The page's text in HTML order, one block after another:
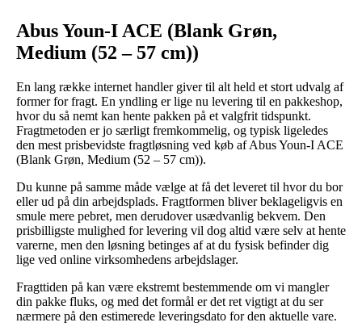
Abus Youn-I ACE (Blank Grøn,
Medium (52 – 57 cm))
En lang række internet handler giver til alt held et stort udvalg af
former for fragt. En yndling er lige nu levering til en pakkeshop,
hvor du så nemt kan hente pakken på et valgfrit tidspunkt.
Fragtmetoden er jo særligt fremkommelig, og typisk ligeledes
den mest prisbevidste fragtløsning ved køb af Abus Youn-I ACE
(Blank Grøn, Medium (52 – 57 cm)).
Du kunne på samme måde vælge at få det leveret til hvor du bor
eller ud på din arbejdsplads. Fragtformen bliver beklageligvis en
smule mere pebret, men derudover usædvanlig bekvem. Den
prisbilligste mulighed for levering vil dog altid være selv at hente
varerne, men den løsning betinges af at du fysisk befinder dig
lige ved online virksomhedens arbejdslager.
Fragttiden på kan være ekstremt bestemmende om vi mangler
din pakke fluks, og med det formål er det ret vigtigt at du ser
nærmere på den estimerede leveringsdato for den aktuelle vare.